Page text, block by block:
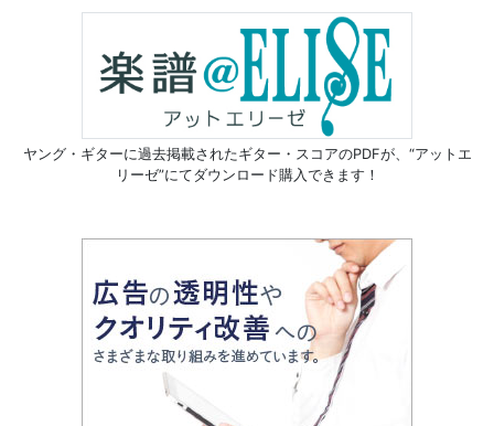
ヤング・ギターに過去掲載されたギター・スコアのPDFが、 “アットエ
リーゼ”にてダウンロード購入できます！